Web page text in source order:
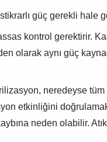
güç gerekli hale
kontrol gerektirir.
olarak aynı güç
neredeyse
etkinliğini
neden olabilir.